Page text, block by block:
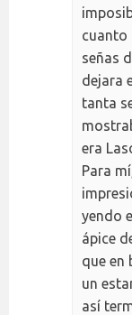
cuanto
señas
dejara
tanta
era
Para
yendo
ápice
que en
un
así